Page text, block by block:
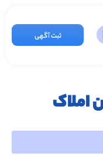
ثبت آگهی
املاک